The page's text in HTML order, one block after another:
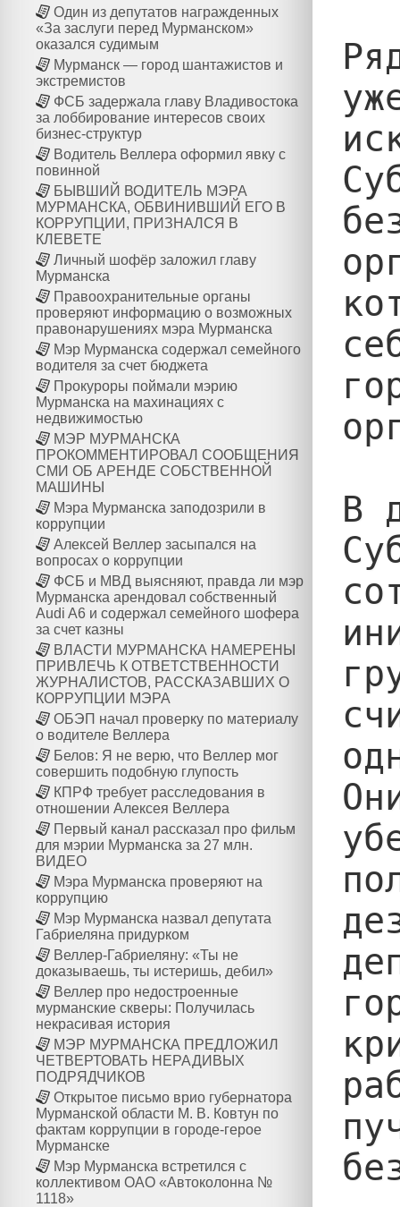
Один из депутатов награжденных
«За заслуги перед Мурманском»
оказался судимым
Мурманск — город шантажистов и
экстремистов
ФСБ задержала главу Владивостока
за лоббирование интересов своих
бизнес-структур
Водитель Веллера оформил явку с
повинной
БЫВШИЙ ВОДИТЕЛЬ МЭРА
МУРМАНСКА, ОБВИНИВШИЙ ЕГО В
КОРРУПЦИИ, ПРИЗНАЛСЯ В
КЛЕВЕТЕ
Личный шофёр заложил главу
Мурманска
Правоохранительные органы
проверяют информацию о возможных
правонарушениях мэра Мурманска
Мэр Мурманска содержал семейного
водителя за счет бюджета
Прокуроры поймали мэрию
Мурманска на махинациях с
недвижимостью
МЭР МУРМАНСКА
ПРОКОММЕНТИРОВАЛ СООБЩЕНИЯ
СМИ ОБ АРЕНДЕ СОБСТВЕННОЙ
МАШИНЫ
Мэра Мурманска заподозрили в
коррупции
Алексей Веллер засыпался на
вопросах о коррупции
ФСБ и МВД выясняют, правда ли мэр
Мурманска арендовал собственный
Audi A6 и содержал семейного шофера
за счет казны
ВЛАСТИ МУРМАНСКА НАМЕРЕНЫ
ПРИВЛЕЧЬ К ОТВЕТСТВЕННОСТИ
ЖУРНАЛИСТОВ, РАССКАЗАВШИХ О
КОРРУПЦИИ МЭРА
ОБЭП начал проверку по материалу
о водителе Веллера
Белов: Я не верю, что Веллер мог
совершить подобную глупость
КПРФ требует расследования в
отношении Алексея Веллера
Первый канал рассказал про фильм
для мэрии Мурманска за 27 млн.
ВИДЕО
Мэра Мурманска проверяют на
коррупцию
Мэр Мурманска назвал депутата
Габриеляна придурком
Веллер-Габриеляну: «Ты не
доказываешь, ты истеришь, дебил»
Веллер про недостроенные
мурманские скверы: Получилась
некрасивая история
МЭР МУРМАНСКА ПРЕДЛОЖИЛ
ЧЕТВЕРТОВАТЬ НЕРАДИВЫХ
ПОДРЯДЧИКОВ
Открытое письмо врио губернатора
Мурманской области М. В. Ковтун по
фактам коррупции в городе-герое
Мурманске
Мэр Мурманска встретился с
коллективом ОАО «Автоколонна №
1118»
В